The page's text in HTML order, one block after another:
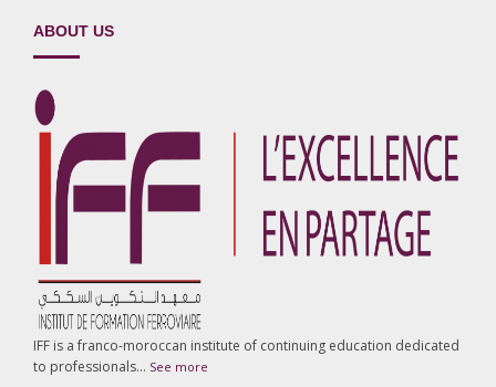
ABOUT US
IFF is a franco-moroccan institute of continuing education dedicated
to professionals… See more